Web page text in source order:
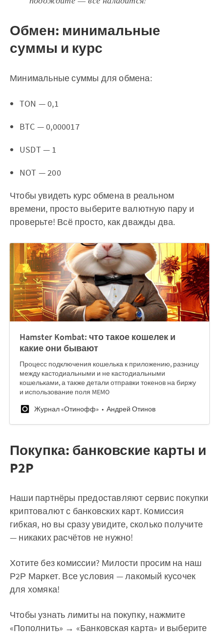
Обмен: минимальные
суммы и курс
Минимальные суммы для обмена:
TON — 0,1
BTC — 0,000017
USDT — 1
NOT — 200
Чтобы увидеть курс обмена в реальном
времени, просто выберите валютную пару и
проверьте! Всё просто, как дважды два.
Hamster Kombat: что такое кошелек и
какие они бывают
Процесс подключения кошелька к приложению, разницу
между кастодиальными и не кастодиальными
кошельками, а также детали отправки токенов на биржу
и использование поля MEMO
Журнал «Отинофф»
Андрей Отинов
Покупка: банковские карты и
P2P
Наши партнёры предоставляют сервис покупки
криптовалют с банковских карт. Комиссия
гибкая, но вы сразу увидите, сколько получите
— никаких расчётов не нужно!
Хотите без комиссии? Милости просим на наш
Р2Р Маркет. Все условия — лакомый кусочек
для хомяка!
Чтобы узнать лимиты на покупку, нажмите
«Пополнить» → «Банковская карта» и выберите